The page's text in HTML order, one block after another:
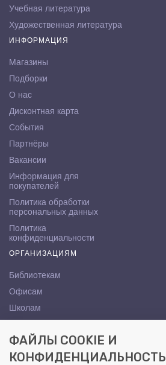
Учебная литература
Художественная литература
ИНФОРМАЦИЯ
Магазины
Подборки
О нас
Дисконтная карта
События
Партнёры
Вакансии
Информация для
покупателей
Политика обработки
персональных данных
Политика
конфиденциальности
ОРГАНИЗАЦИЯМ
Библиотекам
Офисам
Школам
КОНТАКТЫ
Саратов, ул. Осипова, 10А
ФАЙЛЫ COOKIE И
КОНФИДЕНЦИАЛЬНОСТЬ